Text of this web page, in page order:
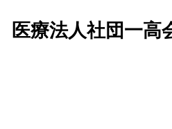
医療法人社団一高